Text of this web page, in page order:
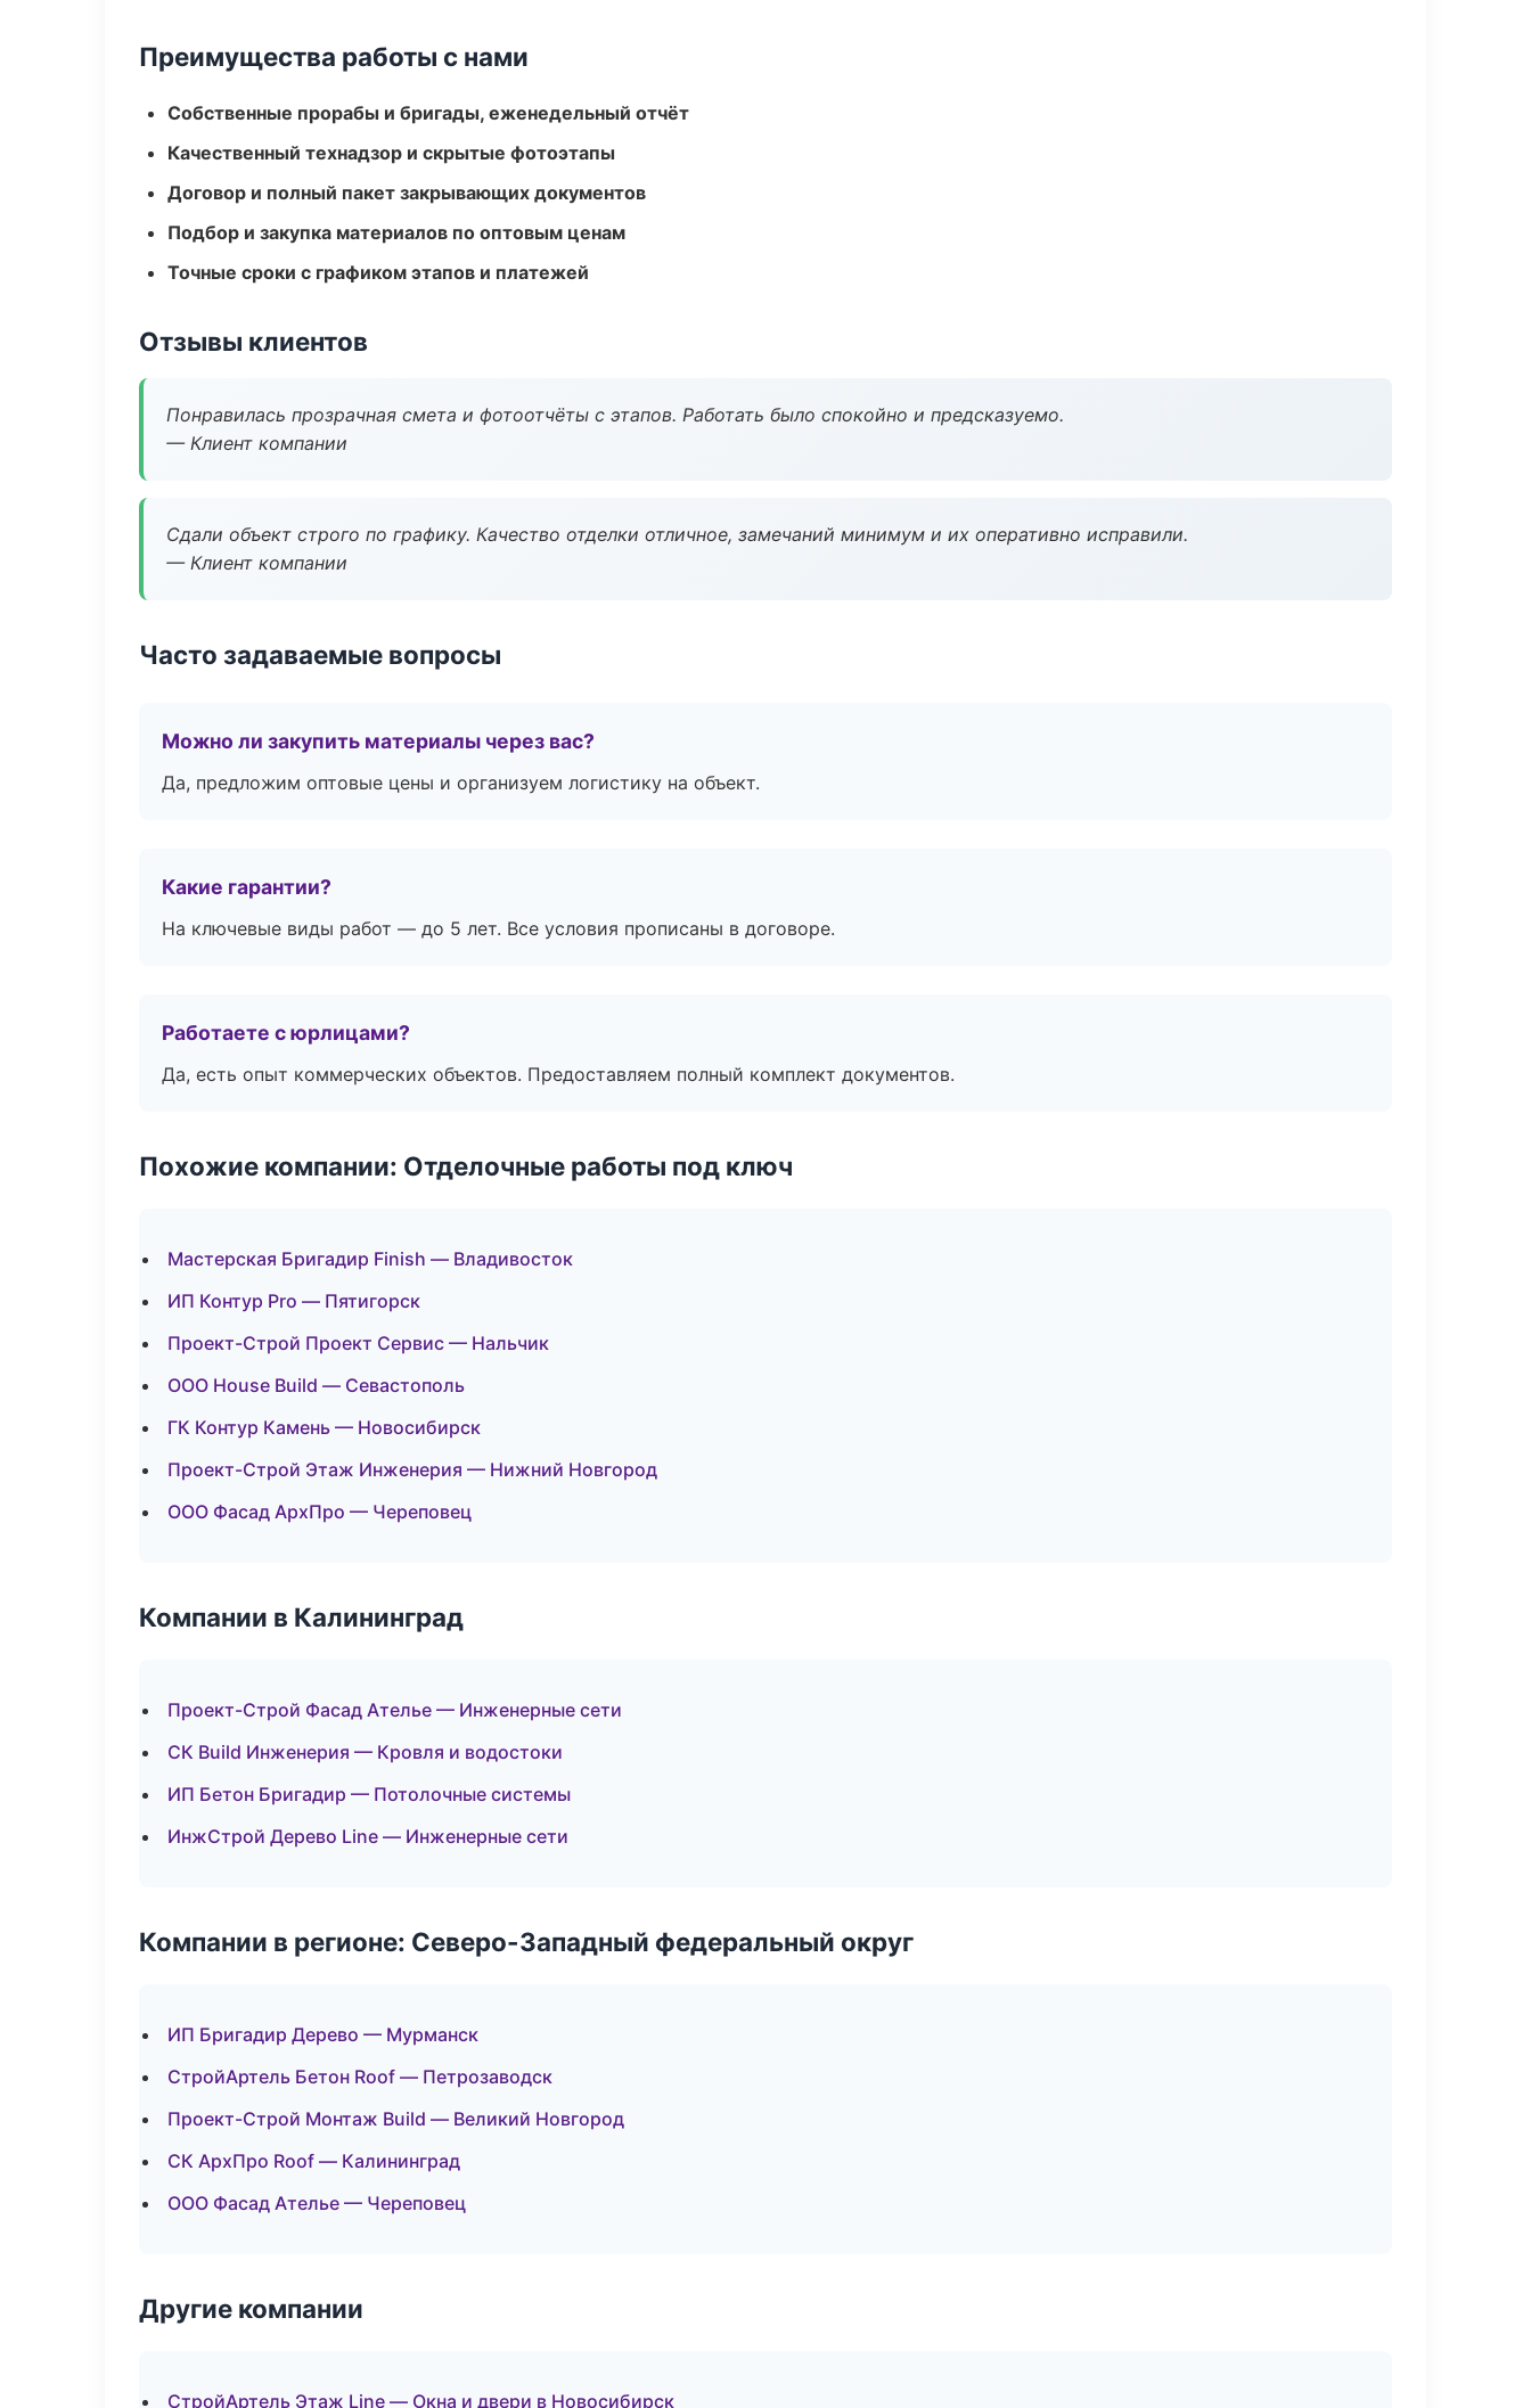
Преимущества работы с нами
Собственные прорабы и бригады, еженедельный отчёт
Качественный технадзор и скрытые фотоэтапы
Договор и полный пакет закрывающих документов
Подбор и закупка материалов по оптовым ценам
Точные сроки с графиком этапов и платежей
Отзывы клиентов
Понравилась прозрачная смета и фотоотчёты с этапов. Работать было спокойно и предсказуемо.
— Клиент компании
Сдали объект строго по графику. Качество отделки отличное, замечаний минимум и их оперативно исправили.
— Клиент компании
Часто задаваемые вопросы
Можно ли закупить материалы через вас?
Да, предложим оптовые цены и организуем логистику на объект.
Какие гарантии?
На ключевые виды работ — до 5 лет. Все условия прописаны в договоре.
Работаете с юрлицами?
Да, есть опыт коммерческих объектов. Предоставляем полный комплект документов.
Похожие компании: Отделочные работы под ключ
Мастерская Бригадир Finish — Владивосток
ИП Контур Pro — Пятигорск
Проект-Строй Проект Сервис — Нальчик
ООО House Build — Севастополь
ГК Контур Камень — Новосибирск
Проект-Строй Этаж Инженерия — Нижний Новгород
ООО Фасад АрхПро — Череповец
Компании в Калининград
Проект-Строй Фасад Ателье — Инженерные сети
СК Build Инженерия — Кровля и водостоки
ИП Бетон Бригадир — Потолочные системы
ИнжСтрой Дерево Line — Инженерные сети
Компании в регионе: Северо-Западный федеральный округ
ИП Бригадир Дерево — Мурманск
СтройАртель Бетон Roof — Петрозаводск
Проект-Строй Монтаж Build — Великий Новгород
СК АрхПро Roof — Калининград
ООО Фасад Ателье — Череповец
Другие компании
СтройАртель Этаж Line — Окна и двери в Новосибирск